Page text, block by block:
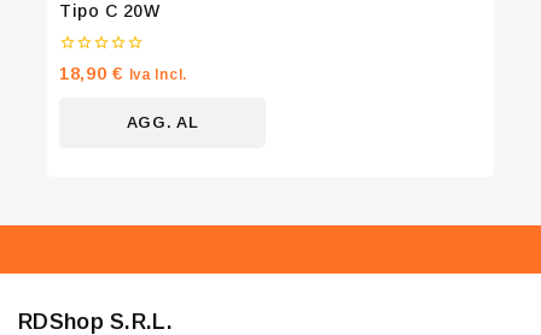
Tipo C 20W
0
su
18,90€ Iva Incl.
AGG. AL
RDShop S.R.L.